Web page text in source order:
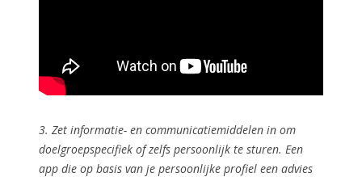
3. Zet informatie- en communicatiemiddelen in om
doelgroepspecifiek of zelfs persoonlijk te sturen. Een
app die op basis van je persoonlijke profiel een advies